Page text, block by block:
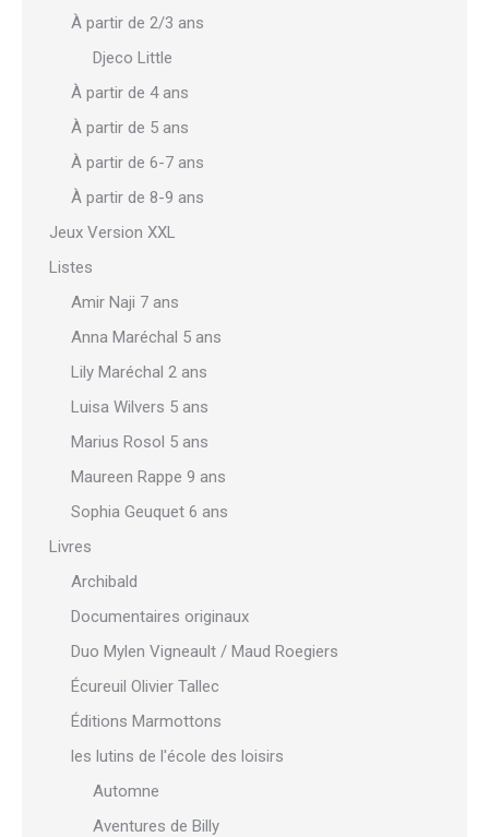
À partir de 2/3 ans
Djeco Little
À partir de 4 ans
À partir de 5 ans
À partir de 6-7 ans
À partir de 8-9 ans
Jeux Version XXL
Listes
Amir Naji 7 ans
Anna Maréchal 5 ans
Lily Maréchal 2 ans
Luisa Wilvers 5 ans
Marius Rosol 5 ans
Maureen Rappe 9 ans
Sophia Geuquet 6 ans
Livres
Archibald
Documentaires originaux
Duo Mylen Vigneault / Maud Roegiers
Écureuil Olivier Tallec
Éditions Marmottons
les lutins de l'école des loisirs
Automne
Aventures de Billy